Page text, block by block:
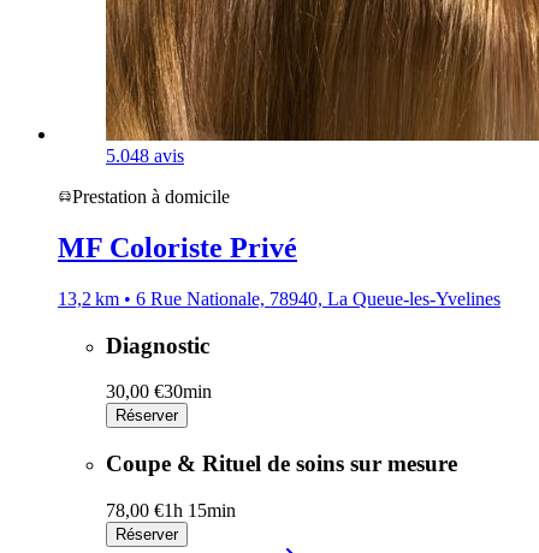
5.048 avis
Prestation à domicile
MF Coloriste Privé
13,2 km • 6 Rue Nationale, 78940, La Queue-les-Yvelines
Diagnostic
30,00 €30min
Réserver
Coupe & Rituel de soins sur mesure
78,00 €1h 15min
Réserver